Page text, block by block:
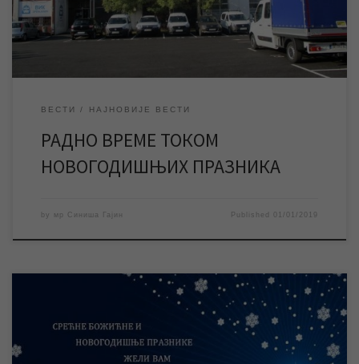
неће радити у уторак 01. и среду 02. јанура. Од четвртка […]
ВЕСТИ НАЈНОВИЈЕ ВЕСТИ
РАДНО ВРЕМЕ ТОКОМ
НОВОГОДИШЊИХ ПРАЗНИКА
by мр Синиша Гајин Published 01/01/2019